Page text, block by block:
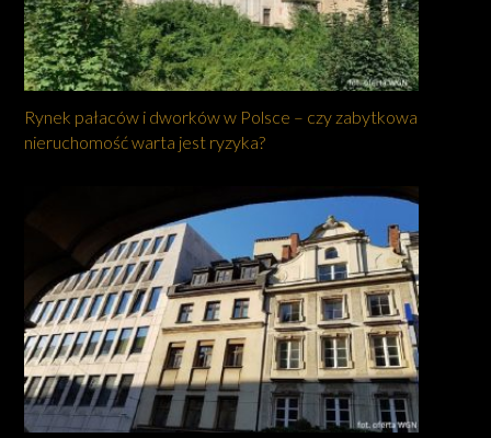
Rynek pałaców i dworków w Polsce – czy zabytkowa
nieruchomość warta jest ryzyka?